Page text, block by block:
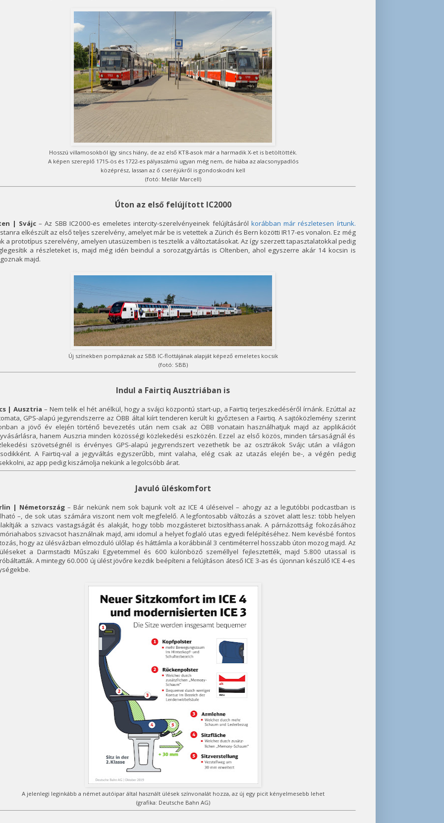
Hosszú villamosokból így sincs hiány, de az első KT8-asok már a harmadik X-et is betöltötték.
A képen szereplő 1715-ös és 1722-es pályaszámú ugyan még nem, de hiába az alacsonypadlós
középrész, lassan az ő cseréjükről is gondoskodni kell
(fotó: Mellár Marcell)
Úton az első felújított IC2000
| Svájc– Az SBB IC2000-es emeletes intercity-szerelvényeinek felújításáról korábban már részletesen írtunk.
elkészült az első teljes szerelvény, amelyet már be is vetettek a Zürich és Bern közötti IR17-es vonalon. Ez még
a prototípus szerelvény, amelyen utasüzemben is tesztelik a változtatásokat. Az így szerzett tapasztalatokkal pedig
a részleteket is, majd még idén beindul a sorozatgyártás is Oltenben, ahol egyszerre akár 14 kocsin is
majd.
Új színekben pompáznak az SBB IC-flottájának alapját képező emeletes kocsik
(fotó: SBB)
Indul a Fairtiq Ausztriában is
| Ausztria – Nem telik el hét anélkül, hogy a svájci központú start-up, a Fairtiq terjeszkedéséről írnánk. Ezúttal az
GPS-alapú jegyrendszerre az ÖBB által kiírt tenderen került ki győztesen a Fairtiq. A sajtóközlemény szerint
a jövő év elején történő bevezetés után nem csak az ÖBB vonatain használhatjuk majd az applikációt
hanem Auszria minden közösségi közlekedési eszközén. Ezzel az első közös, minden társaságnál és
szövetségnél is érvényes GPS-alapú jegyrendszert vezethetik be az osztrákok Svájc után a világon
A Fairtiq-val a jegyváltás egyszerűbb, mint valaha, elég csak az utazás elején be-, a végén pedig
az app pedig kiszámolja nekünk a legolcsóbb árat.
Javuló üléskomfort
| Németország– Bár nekünk nem sok bajunk volt az ICE 4 üléseivel – ahogy az a legutóbbi podcastban is
–, de sok utas számára viszont nem volt megfelelő. A legfontosabb változás a szövet alatt lesz: több helyen
a szivacs vastagságát és alakját, hogy több mozgásteret biztosíthassanak. A párnázottság fokozásához
szivacsot használnak majd, ami idomul a helyet foglaló utas egyedi felépítéséhez. Nem kevésbé fontos
hogy az ülésvázban elmozduló ülőlap és háttámla a korábbinál 3 centiméterrel hosszabb úton mozog majd. Az
a Darmstadti Műszaki Egyetemmel és 600 különböző személlyel fejlesztették, majd 5.800 utassal is
A mintegy 60.000 új ülést jövőre kezdik beépíteni a felújításon áteső ICE 3-as és újonnan készülő ICE 4-es
A jelenlegi leginkább a német autóipar által használt ülések színvonalát hozza, az új egy picit kényelmesebb lehet
(grafika: Deutsche Bahn AG)